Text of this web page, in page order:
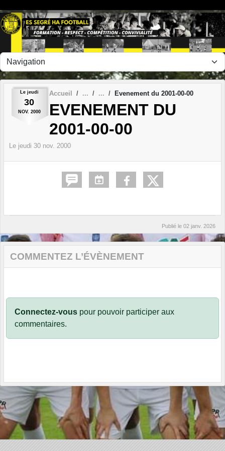
Le jeudi
30
NOV. 2000
Accueil Evenement du 2001-00-00
EVENEMENT DU
2001-00-00
Le jeudi 30 nov. 2000
Publié le 02 janv. 2026
COMMENTEZ L’ÉVÈNEMENT
Connectez-vous pour pouvoir participer aux
commentaires.